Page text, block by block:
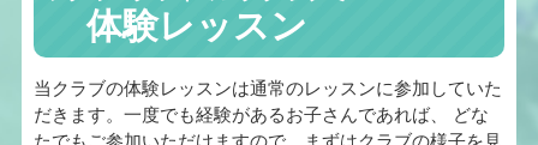
体験レッスン
当クラブの体験レッスンは通常のレッスンに参加していた
だきます。一度でも経験があるお子さんであれば、 どな
たでもご参加いただけますので、まずはクラブの様子を見